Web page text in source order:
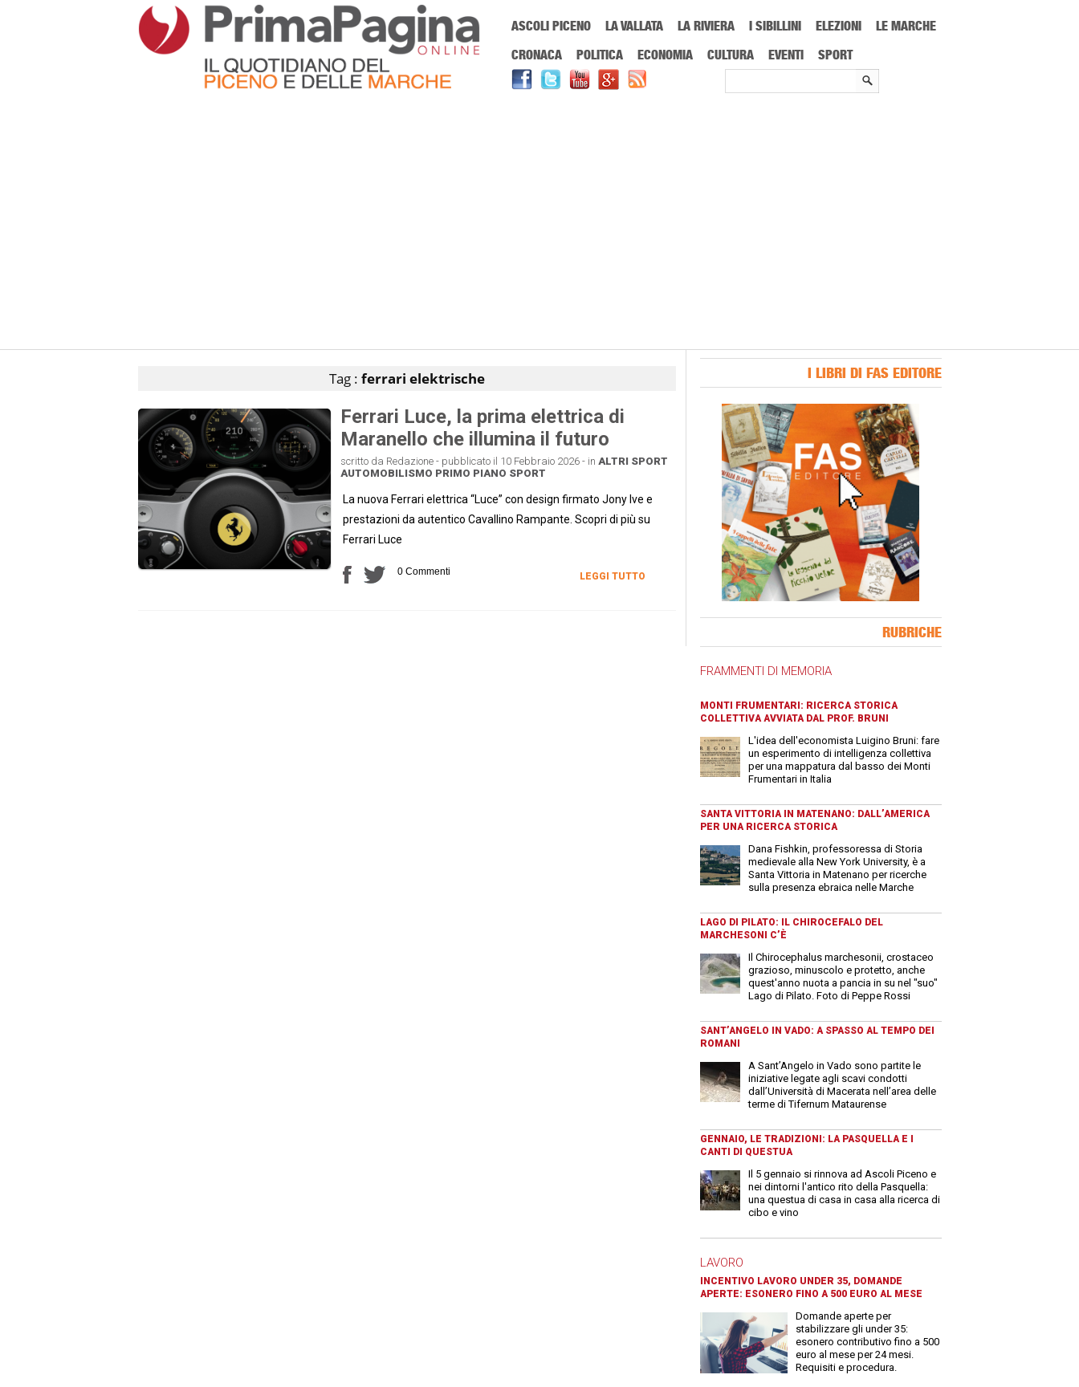
ASCOLI PICENO LA VALLATA LA RIVIERA I SIBILLINI ELEZIONI
LE MARCHE
CRONACA
POLITICA ECONOMIA CULTURA EVENTI SPORT
Tag : ferrari elektrische
Ferrari Luce, la prima elettrica di
Maranello che illumina il futuro
scritto da Redazione - pubblicato il 10 Febbraio 2026 - in ALTRI SPORT
AUTOMOBILISMO PRIMO PIANO SPORT
La nuova Ferrari elettrica “Luce” con design firmato Jony Ive e
prestazioni da autentico Cavallino Rampante. Scopri di più su
Ferrari Luce
0 Commenti LEGGI TUTTO
I LIBRI DI FAS EDITORE
RUBRICHE
FRAMMENTI DI MEMORIA
MONTI FRUMENTARI: RICERCA STORICA
COLLETTIVA AVVIATA DAL PROF. BRUNI
L'idea dell'economista Luigino Bruni: fare
un esperimento di intelligenza collettiva
per una mappatura dal basso dei Monti
Frumentari in Italia
SANTA VITTORIA IN MATENANO: DALL’AMERICA
PER UNA RICERCA STORICA
Dana Fishkin, professoressa di Storia
medievale alla New York University, è a
Santa Vittoria in Matenano per ricerche
sulla presenza ebraica nelle Marche
LAGO DI PILATO: IL CHIROCEFALO DEL
MARCHESONI C’È
Il Chirocephalus marchesonii, crostaceo
grazioso, minuscolo e protetto, anche
quest'anno nuota a pancia in su nel "suo"
Lago di Pilato. Foto di Peppe Rossi
SANT’ANGELO IN VADO: A SPASSO AL TEMPO DEI
ROMANI
A Sant’Angelo in Vado sono partite le
iniziative legate agli scavi condotti
dall’Università di Macerata nell’area delle
terme di Tifernum Mataurense
GENNAIO, LE TRADIZIONI: LA PASQUELLA E I
CANTI DI QUESTUA
Il 5 gennaio si rinnova ad Ascoli Piceno e
nei dintorni l'antico rito della Pasquella:
una questua di casa in casa alla ricerca di
cibo e vino
LAVORO
INCENTIVO LAVORO UNDER 35, DOMANDE
APERTE: ESONERO FINO A 500 EURO AL MESE
Domande aperte per
stabilizzare gli under 35:
esonero contributivo fino a 500
euro al mese per 24 mesi.
Requisiti e procedura.